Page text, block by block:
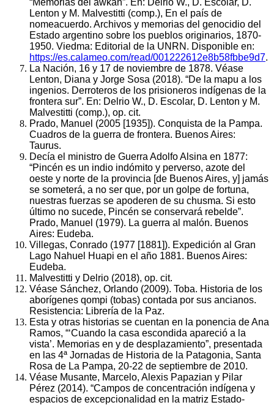
“Memorias del awkan”. En: Delrio W., D. Escolar, D.
Lenton y M. Malvestitti (comp.), En el país de
nomeacuerdo. Archivos y memorias del genocidio del
Estado argentino sobre los pueblos originarios, 1870-
1950. Viedma: Editorial de la UNRN. Disponible en:
https://es.calameo.com/read/001222612e8b58fbbe9d7.
La Nación, 16 y 17 de noviembre de 1878. Véase
Lenton, Diana y Jorge Sosa (2018). “De la mapu a los
ingenios. Derroteros de los prisioneros indígenas de la
frontera sur”. En: Delrio W., D. Escolar, D. Lenton y M.
Malvestitti (comp.), op. cit.
Prado, Manuel (2005 [1935]). Conquista de la Pampa.
Cuadros de la guerra de frontera. Buenos Aires:
Taurus.
Decía el ministro de Guerra Adolfo Alsina en 1877:
“Pincén es un indio indómito y perverso, azote del
oeste y norte de la provincia [de Buenos Aires, y] jamás
se someterá, a no ser que, por un golpe de fortuna,
nuestras fuerzas se apoderen de su chusma. Si esto
último no sucede, Pincén se conservará rebelde”.
Prado, Manuel (1979). La guerra al malón. Buenos
Aires: Eudeba.
Villegas, Conrado (1977 [1881]). Expedición al Gran
Lago Nahuel Huapi en el año 1881. Buenos Aires:
Eudeba.
Malvestitti y Delrio (2018), op. cit.
Véase Sánchez, Orlando (2009). Toba. Historia de los
aborígenes qompi (tobas) contada por sus ancianos.
Resistencia: Librería de la Paz.
Esta y otras historias se cuentan en la ponencia de Ana
Ramos, “‘Cuando la casa escondida apareció a la
vista’. Memorias en y de desplazamiento”, presentada
en las 4ª Jornadas de Historia de la Patagonia, Santa
Rosa de La Pampa, 20-22 de septiembre de 2010.
Véase Musante, Marcelo, Alexis Papazian y Pilar
Pérez (2014). “Campos de concentración indígena y
espacios de excepcionalidad en la matriz Estado-